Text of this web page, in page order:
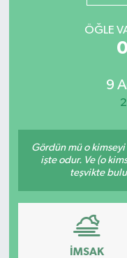
ÖĞLE
9
Gördün mü o
işte odur. Ve (o
teşvikte
İMSAK
Son Dakika